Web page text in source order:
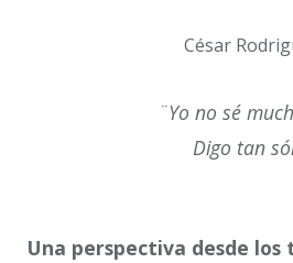
César
¨Yo no sé
Digo tan
Una perspectiva desde